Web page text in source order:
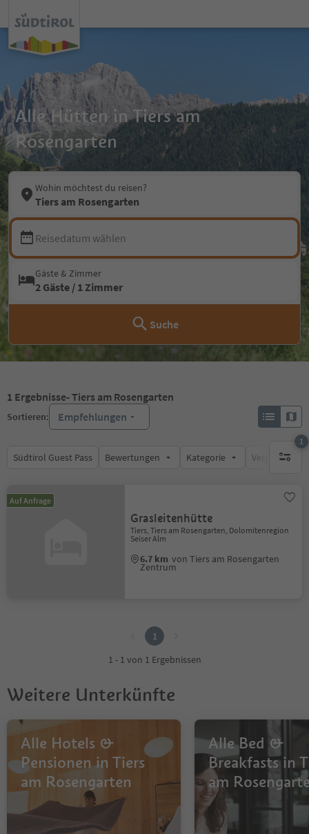
Alle Hütten in Tiers am
Rosengarten
Wohin möchtest du reisen?
Tiers am Rosengarten
Reisedatum wählen
Gäste & Zimmer
2 Gäste / 1 Zimmer
Suche
1 Ergebnisse- Tiers am Rosengarten
Sortieren: Empfehlungen
Südtirol Guest Pass Bewertungen Kategorie
1
1
Auf Anfrage
Grasleitenhütte
Tiers, Tiers am Rosengarten, Dolomitenregion
Seiser Alm
6.7 km von Tiers am Rosengarten
Zentrum
1
1 - 1 von 1 Ergebnissen
Weitere Unterkünfte
Alle Hotels &
Pensionen in Tiers
am Rosengarten
Alle Bed &
Breakfasts in
am